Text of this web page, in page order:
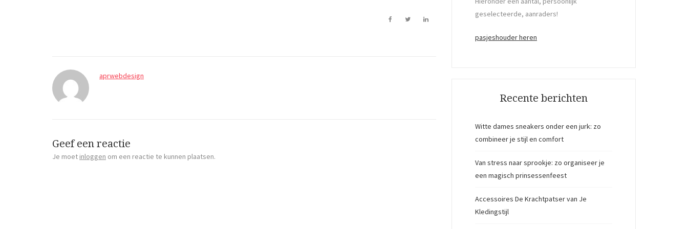
aprwebdesign
Geef een reactie
Je moet inloggen om een reactie te kunnen plaatsen.
geselecteerde, aanraders!
pasjeshouder heren
Recente berichten
Witte dames sneakers onder een jurk: zo
combineer je stijl en comfort
Van stress naar sprookje: zo organiseer je
een magisch prinsessenfeest
Accessoires De Krachtpatser van Je
Kledingstijl